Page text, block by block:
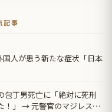
記事
人が患う新たな症状「日本
包丁男死亡に「絶対に死刑
！」 → 元警官のマジレスが